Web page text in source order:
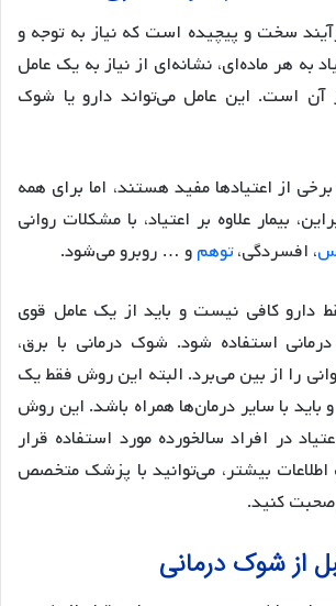
سخت و پیچیده است که نیاز به توجه و
به هر ماده‌ای، نشانه‌ای از نیاز به یک عامل
آن است. این عامل می‌تواند دارو یا شوک
از اعتیادها مفید هستند، اما برای همه
بیمار علاوه بر اعتیاد، با مشکلات روانی
، افسردگی،توهمو … روبرو می‌شود.
دارو کافی نیست و باید از یک عامل قوی
استفاده شود. شوک درمانی با برق،
را از بین می‌برد. البته این روش فقط یک
با سایر درمان‌ها همراه باشد. این روش
در افراد سالخورده مورد استفاده قرار
بیشتر، می‌توانید با پزشک متخصص
صحبت کنید.
از شوک درمانی